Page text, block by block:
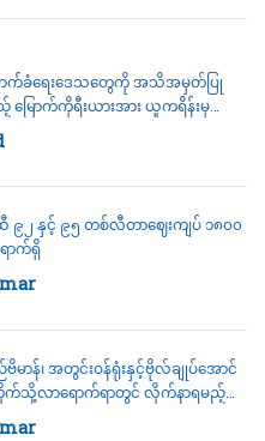
ာက်ခံရေးဒေသတွေကို အသိအမှတ်ပြု
ြောက်ကိုရီးယားအား ယူကရိန်းမှ
တ်
၂ နှင့် ၉၅ တစ်လီတာဈေးကျပ် ၁၈၀၀
ာက်ရှိ
မာန်၊ အတွင်းဝန်ရုံးနှင့်ဗိုလ်ချုပ်အောင်
က်သို့လာရောက်ရာတွင် လိုက်နာရမည့်
းထုတ်ပြန်